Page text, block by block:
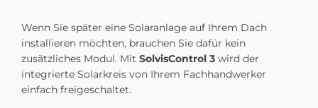
Wenn Sie später eine Solaranlage auf Ihrem Dach
installieren möchten, brauchen Sie dafür kein
zusätzliches Modul. Mit SolvisControl 3 wird der
integrierte Solarkreis von Ihrem Fachhandwerker
einfach freigeschaltet.